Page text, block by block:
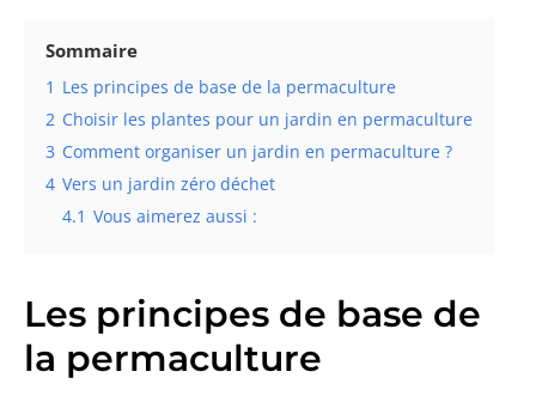
Sommaire
1 Les principes de base de la permaculture
2 Choisir les plantes pour un jardin en permaculture
3 Comment organiser un jardin en permaculture ?
4 Vers un jardin zéro déchet
4.1 Vous aimerez aussi :
Les principes de base de
la permaculture